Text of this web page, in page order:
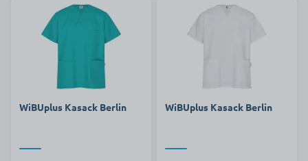
WiBUplus Kasack Berlin WiBUplus Kasack Berlin